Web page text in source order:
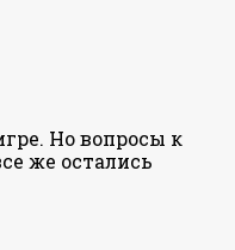
Но вопросы к
же остались